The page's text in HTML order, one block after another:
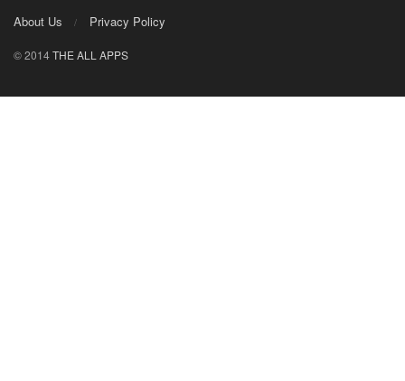
About Us Privacy Policy
© 2014THE ALL APPS